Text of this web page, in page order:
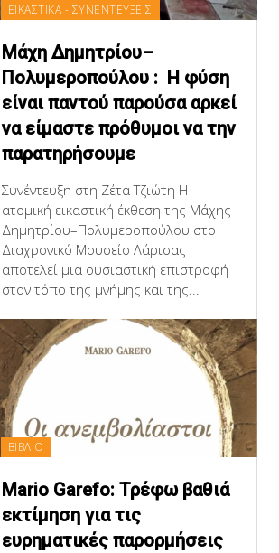
ΕΙΚΑΣΤΙΚΑ - ΣΥΝΕΝΤΕΥΞΕΙΣ
Μάχη Δημητρίου–
Πολυμεροπούλου : Η φύση
είναι παντού παρούσα αρκεί
να είμαστε πρόθυμοι να την
παρατηρήσουμε
Συνέντευξη στη Ζέτα Τζιώτη Η
ατομική εικαστική έκθεση της Μάχης
Δημητρίου–Πολυμεροπούλου στο
Διαχρονικό Μουσείο Λάρισας
αποτελεί μια ουσιαστική επιστροφή
στον τόπο της μνήμης και της...
ΒΙΒΛΙΟ
Mario Garefo: Τρέφω βαθιά
εκτίμηση για τις
ευρηματικές παρορμήσεις